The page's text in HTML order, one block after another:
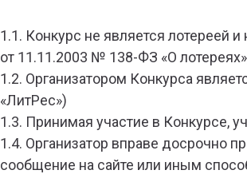
1.1. Конкурс не является лотереей
от 11.11.2003 № 138-ФЗ «О
1.2. Организатором Конкурса
«ЛитРес»)
1.3. Принимая участие в Конкурсе,
1.4. Организатор вправе досрочно
сообщение на сайте или иным